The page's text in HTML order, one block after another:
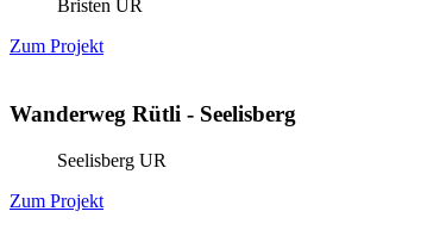
Bristen UR
Zum Projekt
Wanderweg Rütli - Seelisberg
Seelisberg UR
Zum Projekt